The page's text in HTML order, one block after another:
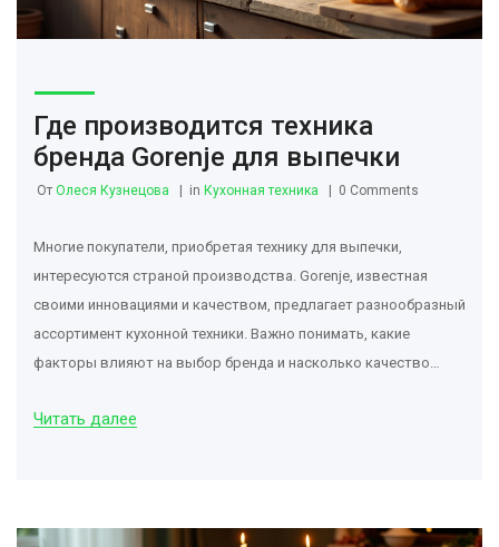
Где производится техника
бренда Gorenje для выпечки
От Олеся Кузнецова in Кухонная техника 0 Comments
Многие покупатели, приобретая технику для выпечки,
интересуются страной производства. Gorenje, известная
своими инновациями и качеством, предлагает разнообразный
ассортимент кухонной техники. Важно понимать, какие
факторы влияют на выбор бренда и насколько качество
разобраны главные особенности Gorenje и даны советы по
Читать далее